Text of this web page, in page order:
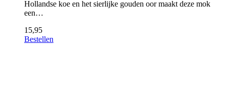
Hollandse koe en het sierlijke gouden oor maakt deze mok
een…
15,95
Bestellen